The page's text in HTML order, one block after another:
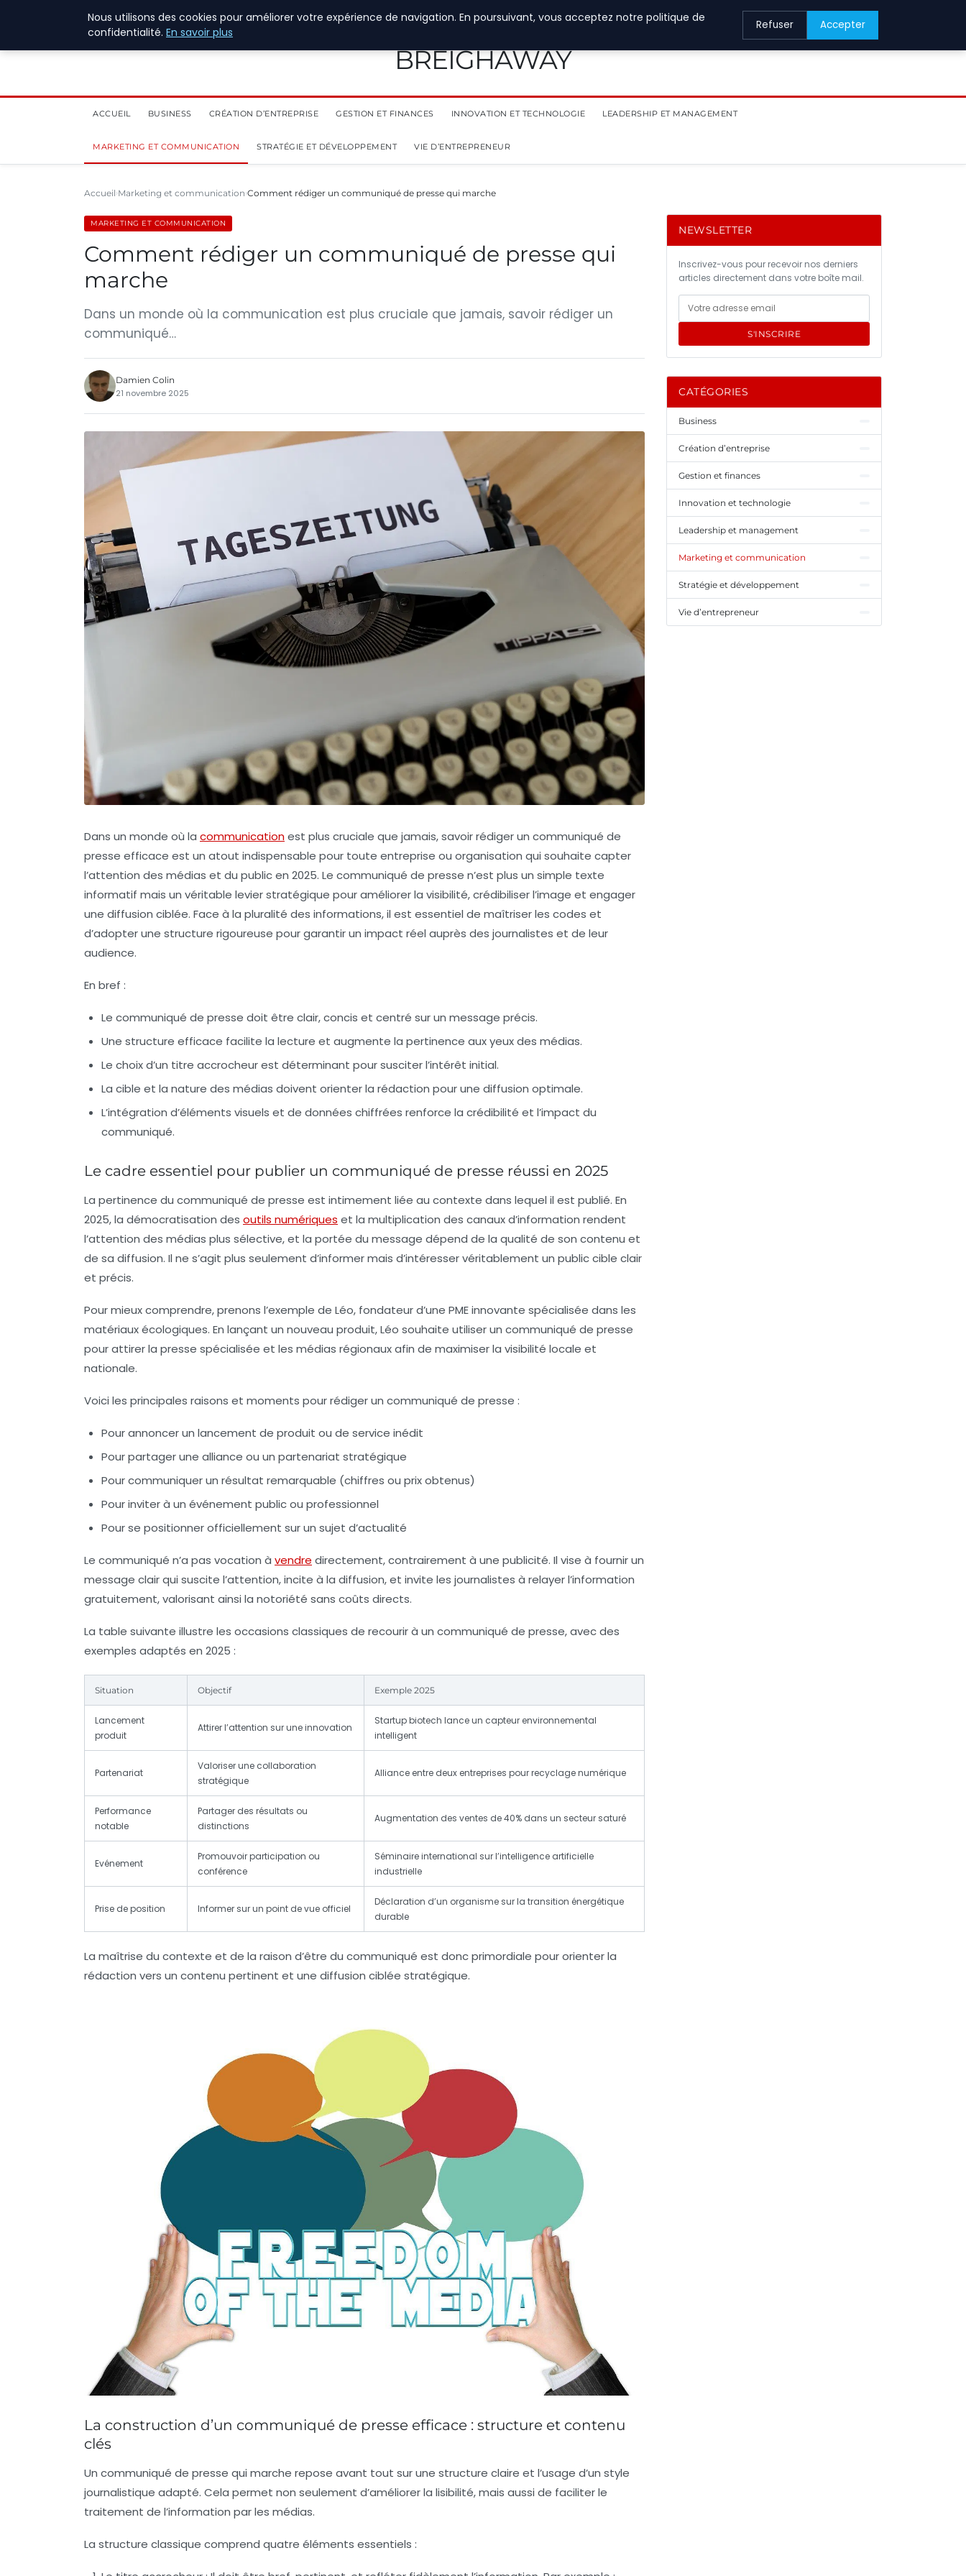
1 août 2026
BREIGHAWAY
ACCUEIL BUSINESS CRÉATION D’ENTREPRISE GESTION ET FINANCES INNOVATION ET TECHNOLOGIE LEADERSHIP ET MANAGEMENT
MARKETING ET COMMUNICATION STRATÉGIE ET DÉVELOPPEMENT VIE D’ENTREPRENEUR
Accueil Marketing et communication Comment rédiger un communiqué de presse qui marche
MARKETING ET COMMUNICATION
Comment rédiger un communiqué de presse qui
marche
Dans un monde où la communication est plus cruciale que jamais, savoir rédiger un
communiqué…
Damien Colin
21 novembre 2025
Dans un monde où la communicationest plus cruciale que jamais, savoir rédiger un communiqué de
presse efficace est un atout indispensable pour toute entreprise ou organisation qui souhaite capter
l’attention des médias et du public en 2025. Le communiqué de presse n’est plus un simple texte
informatif mais un véritable levier stratégique pour améliorer la visibilité, crédibiliser l’image et engager
une diffusion ciblée. Face à la pluralité des informations, il est essentiel de maîtriser les codes et
d’adopter une structure rigoureuse pour garantir un impact réel auprès des journalistes et de leur
audience.
En bref :
Le communiqué de presse doit être clair, concis et centré sur un message précis.
Une structure efficace facilite la lecture et augmente la pertinence aux yeux des médias.
Le choix d’un titre accrocheurest déterminant pour susciter l’intérêt initial.
La cible et la nature des médias doivent orienter la rédaction pour une diffusion optimale.
L’intégration d’éléments visuels et de données chiffrées renforce la crédibilité et l’impact du
communiqué.
Le cadre essentiel pour publier un communiqué de presse réussi en 2025
La pertinence du communiqué de presse est intimement liée au contexte dans lequel il est publié. En
2025, la démocratisation des outils numériques et la multiplication des canaux d’information rendent
l’attention des médias plus sélective, et la portée du message dépend de la qualité de son contenu et
de sa diffusion. Il ne s’agit plus seulement d’informer mais d’intéresser véritablement un public cible clair
et précis.
Pour mieux comprendre, prenons l’exemple de Léo, fondateur d’une PME innovante spécialisée dans les
matériaux écologiques. En lançant un nouveau produit, Léo souhaite utiliser un communiqué de presse
pour attirer la presse spécialisée et les médias régionaux afin de maximiser la visibilité locale et
nationale.
Voici les principales raisons et moments pour rédiger un communiqué de presse :
Pour annoncer un lancement de produit ou de service inédit
Pour partager une alliance ou un partenariat stratégique
Pour communiquer un résultat remarquable (chiffres ou prix obtenus)
Pour inviter à un événement public ou professionnel
Pour se positionner officiellement sur un sujet d’actualité
Le communiqué n’a pas vocation à vendre directement, contrairement à une publicité. Il vise à fournir un
message clairqui suscite l’attention, incite à la diffusion, et invite les journalistes à relayer l’information
gratuitement, valorisant ainsi la notoriété sans coûts directs.
La table suivante illustre les occasions classiques de recourir à un communiqué de presse, avec des
exemples adaptés en 2025 :
Situation Objectif Exemple 2025
Lancement
produit
Attirer l’attention sur une innovation
Startup biotech lance un capteur environnemental
intelligent
Partenariat
Valoriser une collaboration
stratégique
Alliance entre deux entreprises pour recyclage numérique
Performance
notable
Partager des résultats ou
distinctions
Augmentation des ventes de 40% dans un secteur saturé
Evénement
Promouvoir participation ou
conférence
Séminaire international sur l’intelligence artificielle
industrielle
Prise de position Informer sur un point de vue officiel
Déclaration d’un organisme sur la transition énergétique
durable
La maîtrise du contexte et de la raison d’être du communiqué est donc primordiale pour orienter la
rédaction vers un contenu pertinent et une diffusion ciblée stratégique.
La construction d’un communiqué de presse efficace : structure et contenu
clés
Un communiqué de presse qui marche repose avant tout sur une structure claire et l’usage d’un style
journalistique adapté. Cela permet non seulement d’améliorer la lisibilité, mais aussi de faciliter le
traitement de l’information par les médias.
La structure classique comprend quatre éléments essentiels :
NEWSLETTER
Inscrivez-vous pour recevoir nos derniers
articles directement dans votre boîte mail.
S'INSCRIRE
CATÉGORIES
Business
Création d’entreprise
Gestion et finances
Innovation et technologie
Leadership et management
Marketing et communication
Stratégie et développement
Vie d’entrepreneur
Nous utilisons des cookies pour améliorer votre expérience de navigation. En poursuivant, vous acceptez notre politique de
confidentialité. En savoir plus
Refuser Accepter